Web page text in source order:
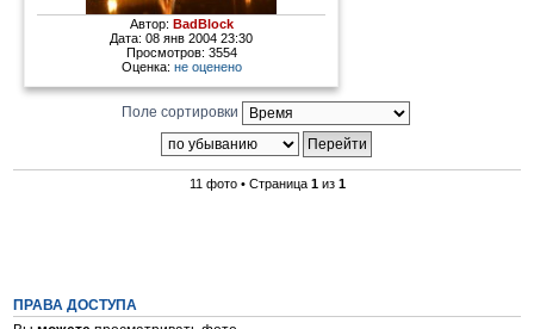
Автор: BadBlock
Дата: 08 янв 2004 23:30
Просмотров: 3554
Оценка: не оценено
Поле сортировки
11 фото • Страница 1из 1
ПРАВА ДОСТУПА